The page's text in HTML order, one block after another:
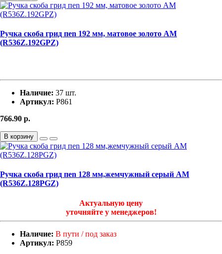
Ручка скоба грид пen 192 мм, матовое золото АМ
(R536Z.192GPZ)
Наличие: 37 шт.
Артикул: Р861
766.90 р.
В корзину
Ручка скоба грид пen 128 мм,жемчужный серый АМ
(R536Z.128PGZ)
Актуальную цену
уточняйте у менеджеров!
Наличие: В пути / под заказ
Артикул: Р859